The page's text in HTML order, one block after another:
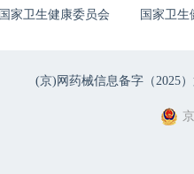
国家卫生健康委员会 国家卫
(京)网药械信息备字（2025）